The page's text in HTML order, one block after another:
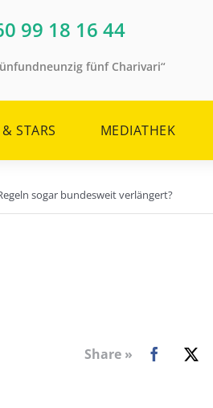
99 18 16 44
fünf Charivari“
STARS MEDIATHEK
sogar bundesweit verlängert?
Share »